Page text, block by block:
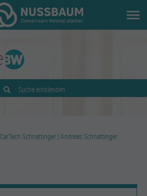
Suche einblenden
CarTech Schnattinger | Andreas Schnattinger